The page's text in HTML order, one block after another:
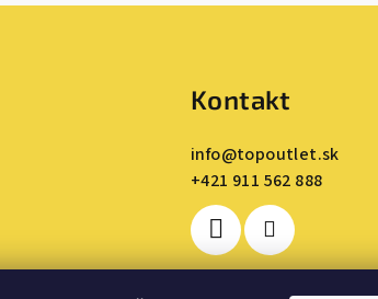
Kontakt
info@topoutlet.sk
+421 911 562 888